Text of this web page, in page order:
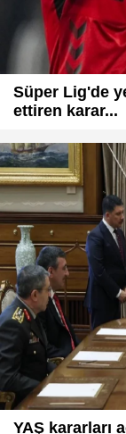
Süper Lig'de
ettiren karar...
YAŞ kararları